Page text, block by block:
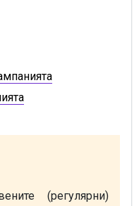
(регулярни)